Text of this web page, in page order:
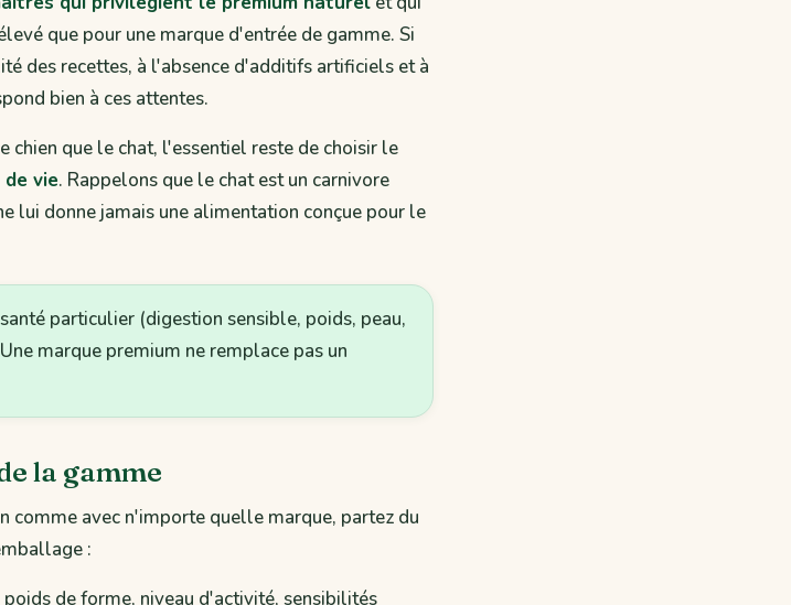
que pour une marque d'entrée de gamme. Si
des recettes, à l'absence d'additifs artificiels et à
bien à ces attentes.
chien que le chat, l'essentiel reste de choisir le
vie. Rappelons que le chat est un carnivore
lui donne jamais une alimentation conçue pour le
particulier (digestion sensible, poids, peau,
marque premium ne remplace pas un
la gamme
comme avec n'importe quelle marque, partez du
:
poids de forme, niveau d'activité, sensibilités